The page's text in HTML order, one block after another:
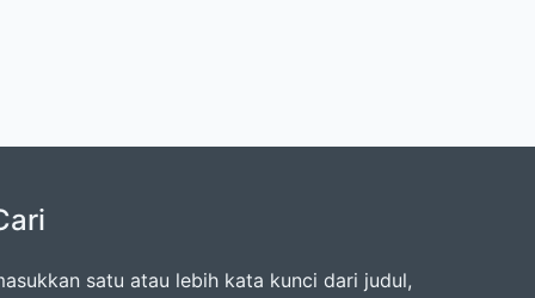
satu atau lebih kata kunci dari judul,